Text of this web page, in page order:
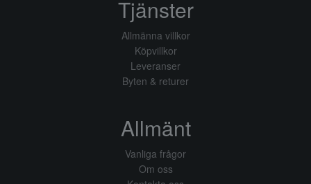
Tjänster
Allmänna villkor
Köpvillkor
Leveranser
Byten & returer
Allmänt
Vanliga frågor
Om oss